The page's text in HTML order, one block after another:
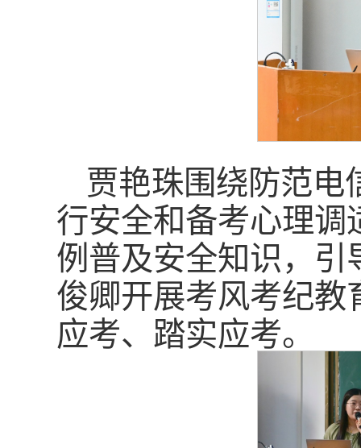
贾艳珠围绕防范电
行安全和备考心理
例普及安全知识，
俊卿开展考风考纪
应考、踏实应考。